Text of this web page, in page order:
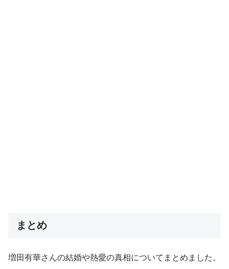
まとめ
増田有華さんの結婚や熱愛の真相についてまとめました。